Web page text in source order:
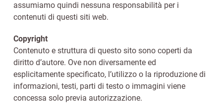
assumiamo quindi nessuna responsabilità per i
contenuti di questi siti web.
Copyright
Contenuto e struttura di questo sito sono coperti da
diritto d’autore. Ove non diversamente ed
esplicitamente specificato, l’utilizzo o la riproduzione di
informazioni, testi, parti di testo o immagini viene
concessa solo previa autorizzazione.